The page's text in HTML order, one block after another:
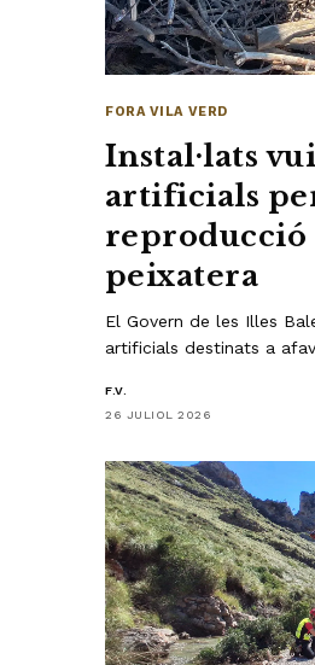
FORA VILA VERD
Instal·lats
artificials
reproducció
peixatera
El Govern de les Illes
artificials destinats a
F.V.
26 JULIOL 2026